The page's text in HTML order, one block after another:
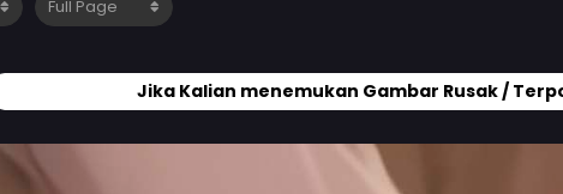
Jika Kalian menemukan Gambar Rusak /